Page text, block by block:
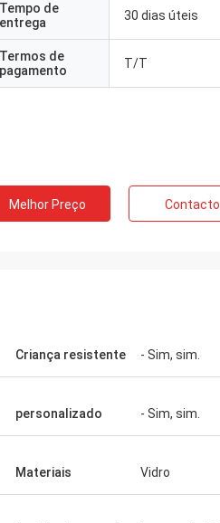
Tempo de
entrega
30 dias úteis
Termos de
pagamento
T/T
Melhor Preço Contacto
Criança resistente - Sim, sim.
personalizado - Sim, sim.
Materiais Vidro